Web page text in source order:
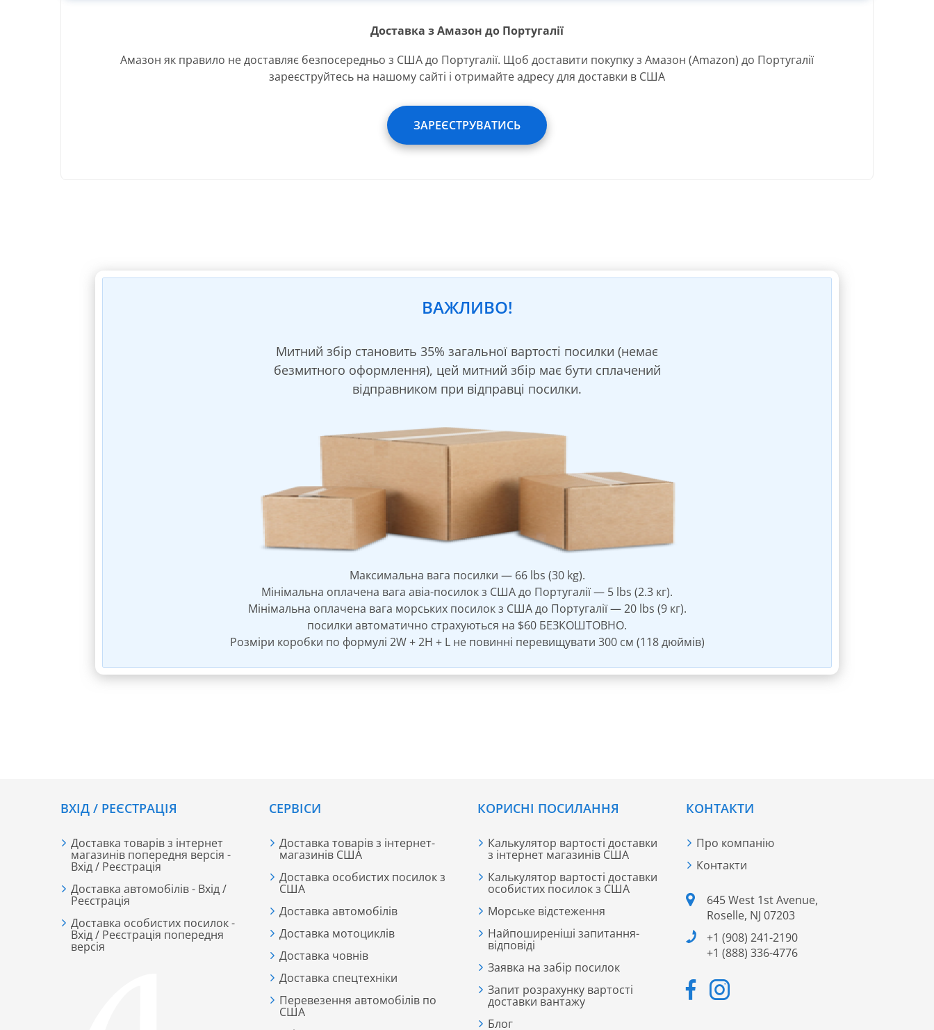
Вид доставки Назва
доставки
Термін доставки Максимальна вага
ліміт
Зверн.
У вартість послуг безкоштовно входять:
коробки від
Страхування
Оплата інвойса
Доставка з Амазон до Португалії
Амазон як правило не доставляє безпосередньо з США до Португалії. Щоб доставити покупку з Амазон (Amazon) до Португалії
зареєструйтесь на нашому сайті і отримайте адресу для доставки в США
ЗАРЕЄСТРУВАТИСЬ
ВАЖЛИВО!
Митний збір становить 35% загальної вартості посилки (немає
безмитного оформлення), цей митний збір має бути сплачений
відправником при відправці посилки.
Максимальна вага посилки — 66 lbs (30 kg).
Мінімальна оплачена вага авіа-посилок з США до Португалії — 5 lbs (2.3 кг).
Мінімальна оплачена вага морських посилок з США до Португалії — 20 lbs (9 кг).
посилки автоматично страхуються на $60 БЕЗКОШТОВНО.
Розміри коробки по формулі 2W + 2H + L не повинні перевищувати 300 см (118 дюймів)
ВХІД / РЕЄСТРАЦІЯ
Доставка товарів з інтернет
магазинів попередня версія -
Вхід / Реєстрація
Доставка автомобілів - Вхід /
Реєстрація
Доставка особистих посилок -
Вхід / Реєстрація попередня
версія
CЕРВІСИ
Доставка товарів з інтернет-
магазинів США
Доставка особистих посилок з
США
Доставка автомобілів
Доставка мотоциклів
Доставка човнів
Доставка спецтехніки
Перевезення автомобілів по
США
КОРИСНІ ПОСИЛАННЯ
Калькулятор вартості доставки
з інтернет магазинів США
Калькулятор вартості доставки
особистих посилок з США
Морське відстеження
Найпоширеніші запитання-
відповіді
Заявка на забір посилок
Запит розрахунку вартості
доставки вантажу
Блог
КОНТАКТИ
Про компанію
Контакти
645 West 1st Avenue,
Roselle, NJ 07203
+1 (908) 241-2190
+1 (888) 336-4776